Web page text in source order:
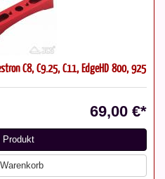
C8, C9.25, C11, EdgeHD 800, 925
69,00 €*
Produkt